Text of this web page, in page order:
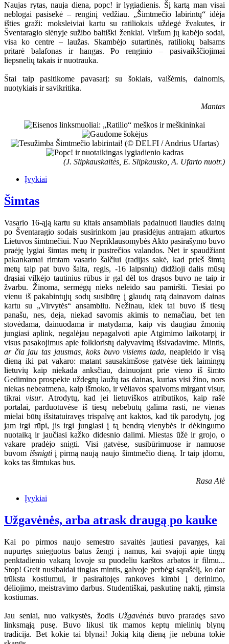
Naujas rytas, nauja diena, popc! ir lygiadienis. Šį kartą man visai
neblogai pasisekė – renginį vedžiau. „Šimtmečio labirintų“ idėja
išties graži: moksleiviai kartu su ratiliokais uždegė žvakutes, ir
Šventaragio slėnyje sužibo baltiški ženklai. Viršum jų kabėjo sodai,
visa ko centre – laužas. Skambėjo sutartinės, ratiliokų balsams
pritarė balafonas ir hangas. Po renginio – pasivaikščiojimai
liepsnelių takais ir nuotrauka.
Štai taip pasitikome pavasarį: su šokiais, vaišėmis, dainomis,
nuotykiais ir savikritika.
Mantas
(J. Slipkauskaitės, E. Slipkausko, A. Ufarto nuotr.)
Įvykiai
Šimtas
Vasario 16-ąją kartu su kitais ansambliais padainuoti liaudies dainų
po Šventaragio sodais susirinkom jau prasidėjus antrajam atkurtos
Lietuvos šimtmečiui. Nuo Nepriklausomybės Akto pasirašymo buvo
praėję lygiai šimtas metų ir pustrečios valandos. Net ir spaudžiant
pakankamai rimtam vasario šalčiui (radijas sakė, kad prieš šimtą
metų taip pat buvo šalta, regis, -16 laipsnių) didžioji dalis mūsų
drąsiai vilkėjo tautinius rūbus ir gal dėl tos drąsos buvo ne taip ir
žvarbu. Žinoma, sermėgų nieks neleido sau pamiršti. Tiesiai po
vienu iš pakabintųjų sodų susibūrę į glaudų ratą dainavom dainas
kartu su „Virvytės“ ansambliu. Nežinau, kiek tai buvo iš tiesų
panašu, nes, deja, niekad savomis akimis to nemačiau, bet ten
stovėdama, dainuodama ir matydama, kaip vis daugiau žmonių
jungiasi aplink, negalėjau nepagalvoti apie Atgimimo laikotarpį ir
visus pasakojimus apie folkloristų dalyvavimą išsivadavime. Mintis,
ar čia jau tas jausmas, koks buvo visiems tada, neapleido ir visą
dieną iki pat vakaro: matant sausakimšose gatvėse tiek laimingų
lietuvių kaip niekada anksčiau, dainuojant prie vieno iš šimto
Gedimino prospekte uždegtų laužų tas dainas, kurias visi žino, nors
niekas nebeatmena, kaip išmoko, ir vėliavos spalvoms mirgant visur,
tikrai visur. Atrodytų, kad jei lietuviškos atributikos, kaip rašė
portalai, parduotuvėse iš tiesų nebebūtų galima rasti, ne vienas
mielai būtų išsitatuiravęs trispalvę ant kaktos, kad tik parodytų, jog
jam irgi rūpi, jis irgi jungiasi į tą bendrą vienybės ir dėkingumo
nuotaiką ir jaučiasi kažko didesnio dalimi. Miestas ūžė ir grojo, o
vakare pradėjo snigti. Visi gatvėse, susibūrimuose ir namuose
buvom išsnigtiį pirmą naują naujo šimtmečio dieną. Ir taip įdomu,
koks tas šimtukas bus.
Rasa Alė
Įvykiai
Užgavėnės, arba atrask draugą po kauke
Kai po pirmos naujo semestro savaitės jautiesi pavargęs, kai
nupurtęs snieguotus batus žengi į namus, kai svajoji apie tingų
penktadienio vakarą lovoje su puodeliu karštos arbatos ir filmu...
Stop! Greit nusibaidai tingias mintis, galvoje perbėgi sąrašėlį, ko dar
trūksta kostiumui, ir pasiraitojęs rankoves kimbi į derinimo,
dėliojimo, meistravimo darbus. Studentiškai, paskutinę naktį, gimsta
kostiumas.
Jau seniai, nuo vaikystės, žodis Užgavėnės buvo praradęs savo
linksmąją pusę. Buvo likusi tik mamos keptų mielinių blynų
tradicija. Bet kokie tai blynai! Jokią kitą dieną jie nebūna tokie